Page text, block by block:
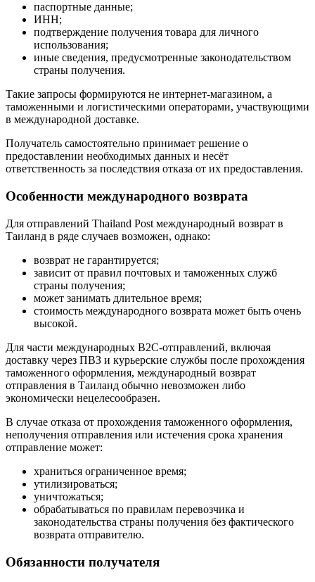
паспортные данные;
ИНН;
подтверждение получения товара для личного
использования;
иные сведения, предусмотренные законодательством
страны получения.
Такие запросы формируются не интернет-магазином, а
таможенными и логистическими операторами, участвующими
в международной доставке.
Получатель самостоятельно принимает решение о
предоставлении необходимых данных и несёт
ответственность за последствия отказа от их предоставления.
Особенности международного возврата
Для отправлений Thailand Post международный возврат в
Таиланд в ряде случаев возможен, однако:
возврат не гарантируется;
зависит от правил почтовых и таможенных служб
страны получения;
может занимать длительное время;
стоимость международного возврата может быть очень
высокой.
Для части международных B2C-отправлений, включая
доставку через ПВЗ и курьерские службы после прохождения
таможенного оформления, международный возврат
отправления в Таиланд обычно невозможен либо
экономически нецелесообразен.
В случае отказа от прохождения таможенного оформления,
неполучения отправления или истечения срока хранения
отправление может:
храниться ограниченное время;
утилизироваться;
уничтожаться;
обрабатываться по правилам перевозчика и
законодательства страны получения без фактического
возврата отправителю.
Обязанности получателя